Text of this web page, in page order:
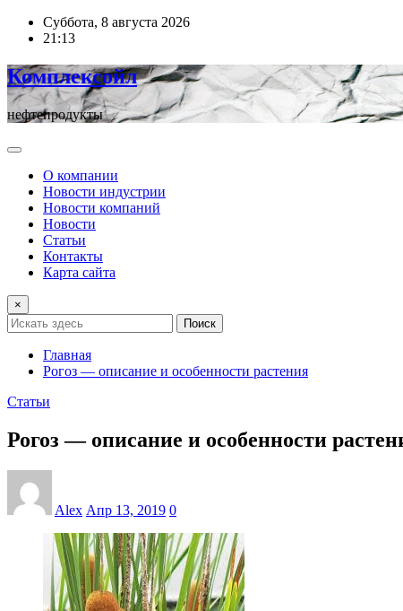
ПерейтиСуббота, 8 августа 2026
21:13
Комплексойл
нефтепродукты
О компании
Новости индустрии
Новости компаний
Новости
Статьи
Контакты
Карта сайта
×
Поиск
Главная
Рогоз — описание и особенности растения
Статьи
Рогоз — описание и особенности
Alex Апр 13, 2019 0